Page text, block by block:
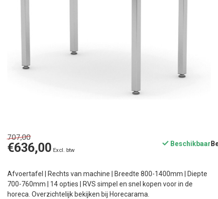
707,00
€636,00 Excl. btw
Beschikbaar
Afvoertafel | Rechts van machine | Breedte 800-1400mm | Diepte
700-760mm | 14 opties | RVS simpel en snel kopen voor in de
horeca. Overzichtelijk bekijken bij Horecarama.